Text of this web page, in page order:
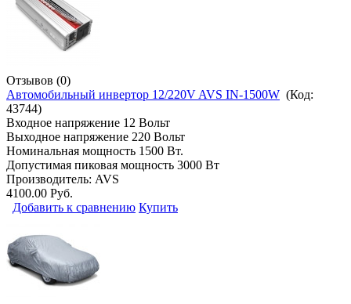
Отзывов (0)
Автомобильный инвертор 12/220V AVS IN-1500W (Код:
43744)
Входное напряжение 12 Вольт
Выходное напряжение 220 Вольт
Номинальная мощность 1500 Вт.
Допустимая пиковая мощность 3000 Вт
Производитель: AVS
4100.00 Руб.
Добавить к сравнению Купить